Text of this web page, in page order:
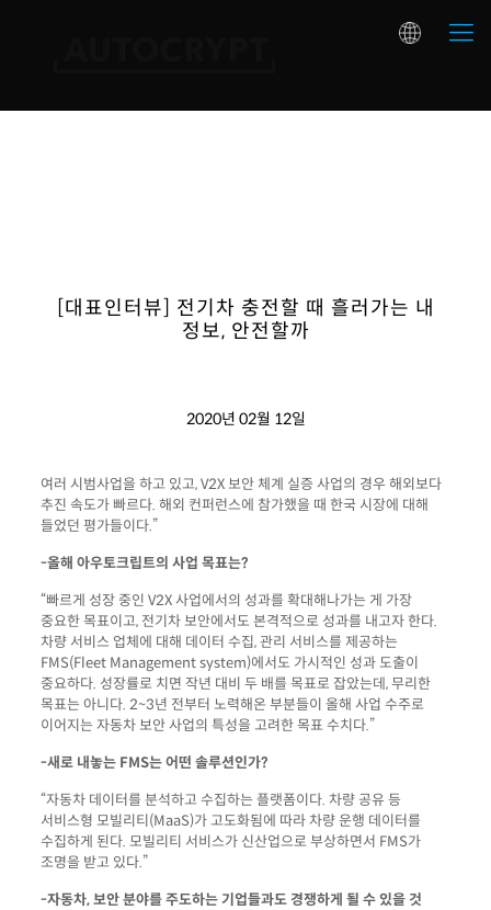
[대표인터뷰] 전기차 충전할 때 흘러가는 내
정보, 안전할까
2020년 02월 12일
여러 시범사업을 하고 있고, V2X 보안 체계 실증 사업의 경우 해외보다
추진 속도가 빠르다. 해외 컨퍼런스에 참가했을 때 한국 시장에 대해
들었던 평가들이다.”
-올해 아우토크립트의 사업 목표는?
“빠르게 성장 중인 V2X 사업에서의 성과를 확대해나가는 게 가장
중요한 목표이고, 전기차 보안에서도 본격적으로 성과를 내고자 한다.
차량 서비스 업체에 대해 데이터 수집, 관리 서비스를 제공하는
FMS(Fleet Management system)에서도 가시적인 성과 도출이
중요하다. 성장률로 치면 작년 대비 두 배를 목표로 잡았는데, 무리한
목표는 아니다. 2~3년 전부터 노력해온 부분들이 올해 사업 수주로
이어지는 자동차 보안 사업의 특성을 고려한 목표 수치다.”
-새로 내놓는 FMS는 어떤 솔루션인가?
“자동차 데이터를 분석하고 수집하는 플랫폼이다. 차량 공유 등
서비스형 모빌리티(MaaS)가 고도화됨에 따라 차량 운행 데이터를
수집하게 된다. 모빌리티 서비스가 신산업으로 부상하면서 FMS가
조명을 받고 있다.”
-자동차, 보안 분야를 주도하는 기업들과도 경쟁하게 될 수 있을 것